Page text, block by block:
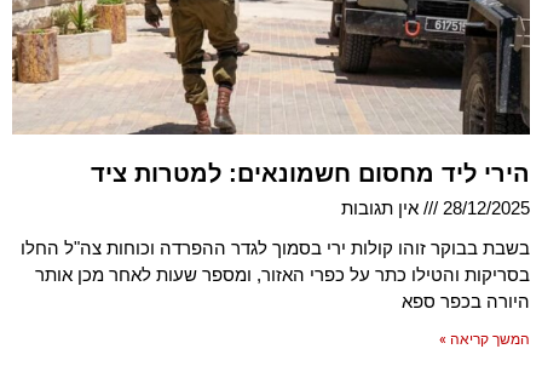
הירי ליד מחסום חשמונאים: למטרות ציד
28/12/2025
אין תגובות
בשבת בבוקר זוהו קולות ירי בסמוך לגדר ההפרדה וכוחות צה"ל החלו
בסריקות והטילו כתר על כפרי האזור, ומספר שעות לאחר מכן אותר
היורה בכפר ספא
המשך קריאה »